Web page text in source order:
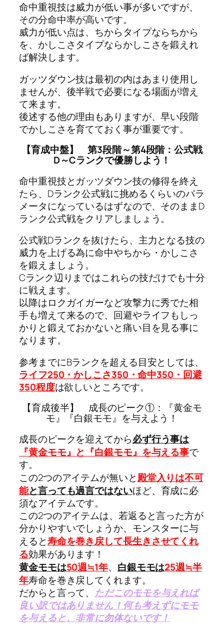
命中重視技は威力が低い事が多いですが、
その分命中率が高いです。
威力が低い点は、ちからタイプならちから
を、かしこさタイプならかしこさを鍛えれ
ば解決します。
ガッツダウン技は最初の内はあまり使用し
ませんが、後半戦で必要になる場面が増え
て来ます。
後述する他の理由もありますが、早い段階
でかしこさを育てておく事が重要です。
【育成中盤】 第3段階～第4段階：公式戦
D～Cランクで優勝しよう！
命中重視技とガッツダウン技の修得を終え
たら、Dランク公式戦に挑めるくらいのパラ
メータになっているはずなので、そのままD
ランク公式戦をクリアしましょう。
公式戦Dランクを抜けたら、主力となる技の
威力を上げる為に命中やちから・かしこさ
を鍛えましょう。
Cランク辺りまではこれらの技だけでも十分
に戦えます。
以降はロクガイガーなど攻撃力に秀でた相
手も増えて来るので、回避やライフもしっ
かりと鍛えておかないと痛い目を見る事に
なります。
参考までにBランクを超える目安としては、
ライフ250・かしこさ350・命中350・回避
350程度は欲しいところです。
【育成後半】 成長のピーク①：『黄金モ
モ』『白銀モモ』を与えよう！
成長のピークを迎えてから必ず行う事は
『黄金モモ』と『白銀モモ』を与える事で
す。
この2つのアイテムが無いと殿堂入りは不可
能と言っても過言ではないほど、育成に必
須なアイテムです。
この2つのアイテムは、若返ると言った方が
分かりやすいでしょうか、モンスターに与
えると寿命を巻き戻して長生きさせてくれ
る効果があります！
黄金モモは50週≒1年、 白銀モモは25週≒半
年寿命を巻き戻してくれます。
だからと言って、 ただこのモモを与えれば
良い訳ではありません！何も考えずにモモ
を与えると、非常に勿体ないです！